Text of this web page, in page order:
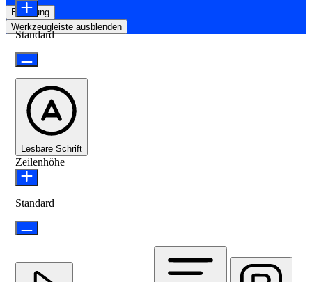
Erklärung
Werkzeugleiste ausblenden
Standard
Lesbare Schrift
Zeilenhöhe
Standard